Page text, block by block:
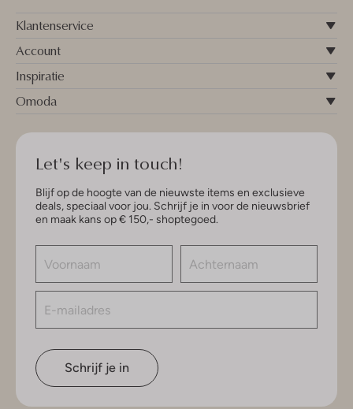
Klantenservice
Account
Inspiratie
Omoda
Let's keep in touch!
Blijf op de hoogte van de nieuwste items en exclusieve
deals, speciaal voor jou. Schrijf je in voor de nieuwsbrief
en maak kans op € 150,- shoptegoed.
Schrijf je in